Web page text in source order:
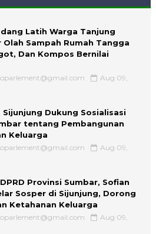
Latih Warga Tanjung
Olah Sampah Rumah Tangga
Dan Kompos Bernilai
Aug 09,
Sijunjung Dukung Sosialisasi
tentang Pembangunan
Keluarga
Aug 09,
Provinsi Sumbar, Sofian
Sosper di Sijunjung, Dorong
Ketahanan Keluarga
Aug 09,